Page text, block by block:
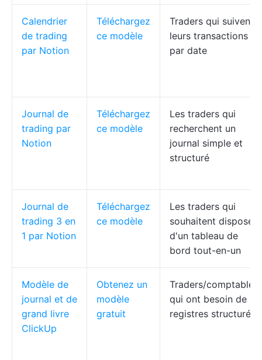
Calendrier
de trading
par Notion
Téléchargez
ce modèle
Traders qui suivent
leurs transactions
par date
Journal de
trading par
Notion
Téléchargez
ce modèle
Les traders qui
recherchent un
journal simple et
structuré
Journal de
trading 3 en
1 par Notion
Téléchargez
ce modèle
Les traders qui
souhaitent disposer
d'un tableau de
bord tout-en-un
Modèle de
journal et de
grand livre
ClickUp
Obtenez un
modèle
gratuit
Traders/comptables
qui ont besoin de
registres structurés